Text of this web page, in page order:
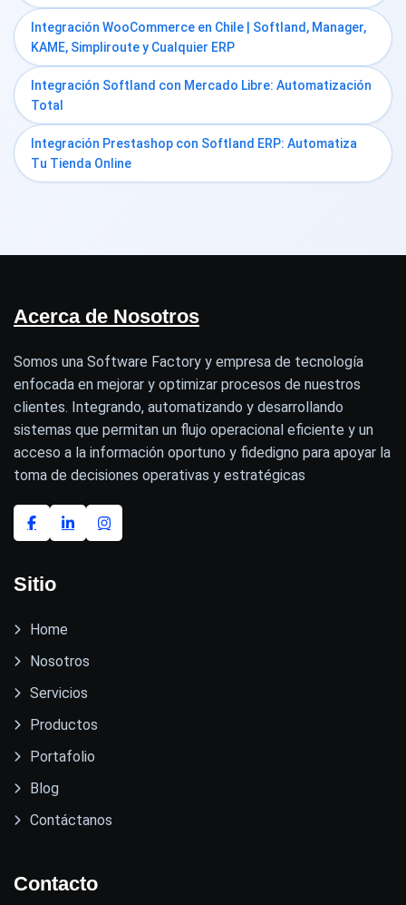
Integración WooCommerce en Chile | Softland, Manager,
KAME, Simpliroute y Cualquier ERP
Integración Softland con Mercado Libre: Automatización
Total
Integración Prestashop con Softland ERP: Automatiza
Tu Tienda Online
Acerca de Nosotros
Somos una Software Factory y empresa de tecnología
enfocada en mejorar y optimizar procesos de nuestros
clientes. Integrando, automatizando y desarrollando
sistemas que permitan un flujo operacional eficiente y un
acceso a la información oportuno y fidedigno para apoyar la
toma de decisiones operativas y estratégicas
Sitio
Home
Nosotros
Servicios
Productos
Portafolio
Blog
Contáctanos
Contacto